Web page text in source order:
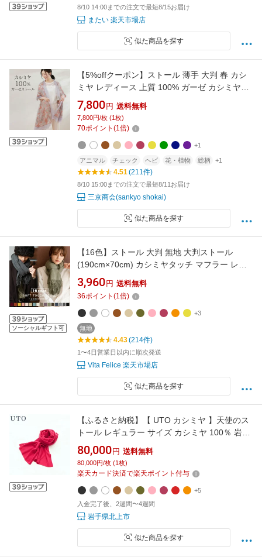
8/10 14:00までの注文で最短8/15お届け
またい 楽天市場店
似た商品を探す
【5%offクーポン】ストール 薄手 大判 春 カシ
ミヤ レディース 上質 100% ガーゼ カシミヤ
100％ 春物 チェック柄 花柄 マフラー ショール
結婚式 大判ストール 冬ストール uv 紫外線対策
冬 夏 秋 ギフト プレゼント 7F (02000249r)
7,800 円 送料無料
7,800円/枚 (1枚)
70ポイント (1倍)
+1
アニマル チェック ヘビ 花・植物 総柄 +1
4.51(211件)
8/10 15:00までの注文で最短8/11お届け
三京商会(sankyo shokai)
似た商品を探す
ソーシャルギフト可
【16色】ストール 大判 無地 大判ストール
(190cm×70cm) カシミヤタッチ マフラー レデ
ィース メンズ 手洗い可能 無地 小顔効果 ショー
ル ロングマフラー 暖かい やわらかい 【メール
便】vnsz-587z
3,960 円 送料無料
36ポイント (1倍)
+3
無地
4.43(214件)
1〜4日営業日以内に順次発送
Vita Felice 楽天市場店
似た商品を探す
【ふるさと納税】【 UTO カシミヤ 】天使のス
トール レギュラー サイズ カシミヤ 100％ 岩手
県 北上市 L0102 ユーティーオー
80,000 円 送料無料
80,000円/枚 (1枚)
楽天カード決済で楽天ポイント付与
+5
入金完了後、2週間〜4週間
岩手県北上市
似た商品を探す